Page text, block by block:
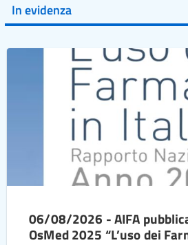
In evidenza
06/08/2026 - AIFA
OsMed 2025 “L’uso dei